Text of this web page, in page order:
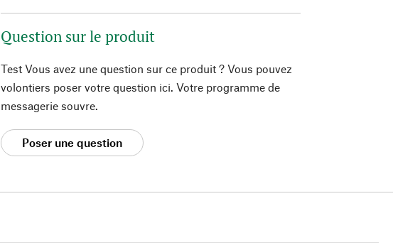
Question sur le produit
Test Vous avez une question sur ce produit ? Vous pouvez
volontiers poser votre question ici. Votre programme de
messagerie souvre.
Poser une question